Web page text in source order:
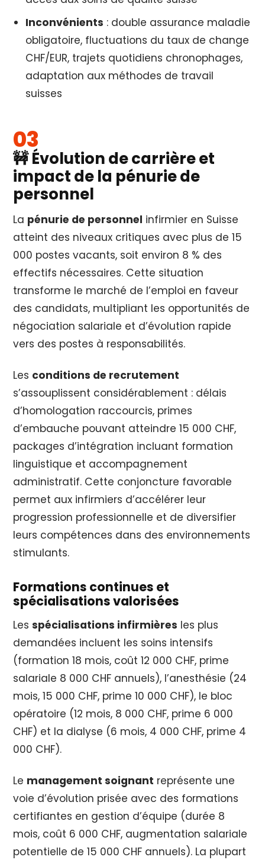
Inconvénients : double assurance maladie
obligatoire, fluctuations du taux de change
CHF/EUR, trajets quotidiens chronophages,
adaptation aux méthodes de travail
suisses
🚧 Évolution de carrière et
impact de la pénurie de
personnel
La pénurie de personnel infirmier en Suisse
atteint des niveaux critiques avec plus de 15
000 postes vacants, soit environ 8 % des
effectifs nécessaires. Cette situation
transforme le marché de l’emploi en faveur
des candidats, multipliant les opportunités de
négociation salariale et d’évolution rapide
vers des postes à responsabilités.
Les conditions de recrutement
s’assouplissent considérablement : délais
d’homologation raccourcis, primes
d’embauche pouvant atteindre 15 000 CHF,
packages d’intégration incluant formation
linguistique et accompagnement
administratif. Cette conjoncture favorable
permet aux infirmiers d’accélérer leur
progression professionnelle et de diversifier
leurs compétences dans des environnements
stimulants.
Formations continues et
spécialisations valorisées
Les spécialisations infirmières les plus
demandées incluent les soins intensifs
(formation 18 mois, coût 12 000 CHF, prime
salariale 8 000 CHF annuels), l’anesthésie (24
mois, 15 000 CHF, prime 10 000 CHF), le bloc
opératoire (12 mois, 8 000 CHF, prime 6 000
CHF) et la dialyse (6 mois, 4 000 CHF, prime 4
000 CHF).
Le management soignant représente une
voie d’évolution prisée avec des formations
certifiantes en gestion d’équipe (durée 8
mois, coût 6 000 CHF, augmentation salariale
potentielle de 15 000 CHF annuels). La plupart